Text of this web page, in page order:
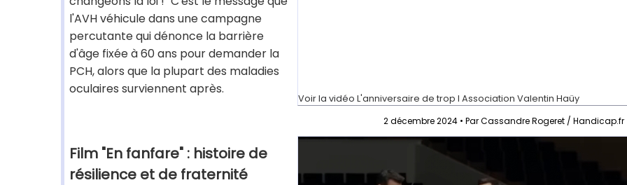
l'AVH véhicule dans une campagne
percutante qui dénonce la barrière
d'âge fixée à 60 ans pour demander la
PCH, alors que la plupart des maladies
oculaires surviennent après.
Voir la vidéo L'anniversaire de trop I Association Valentin Haüy
2 décembre 2024 • Par Cassandre Rogeret / Handicap.fr
Film "En fanfare" : histoire de
résilience et de fraternité